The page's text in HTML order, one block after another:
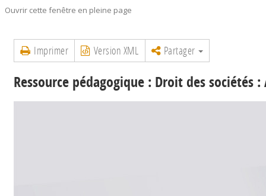
Ouvrir cette fenêtre en pleine page
Imprimer Version XML Partager
Ressource pédagogique : Droit des sociétés